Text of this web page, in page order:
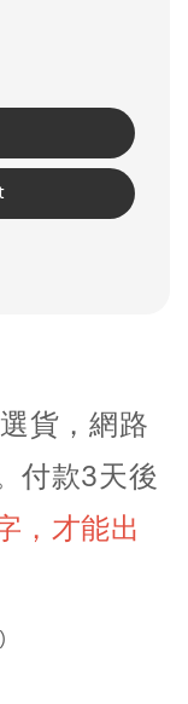
貨，網路
付款3天後
，才能出